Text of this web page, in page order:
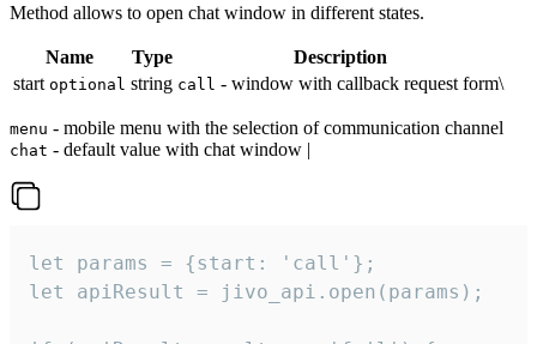
Method allows to open chat window in different states.
Name Type
Description
start optional string call - window with callback request form\
menu - mobile menu with the selection of communication channel
chat - default value with chat window |
let params = {start: 'call'};
let apiResult = jivo_api.open(params);